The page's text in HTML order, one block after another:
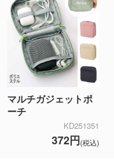
マルチガジェットポ
ーチ
KD251351
372円(税込)